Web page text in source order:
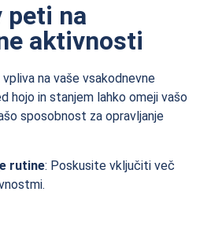
peti na
aktivnosti
na vaše vsakodnevne
hojo in stanjem lahko omeji vašo
sposobnost za opravljanje
rutine: Poskusite vključiti več